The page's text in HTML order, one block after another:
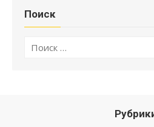
Поиск